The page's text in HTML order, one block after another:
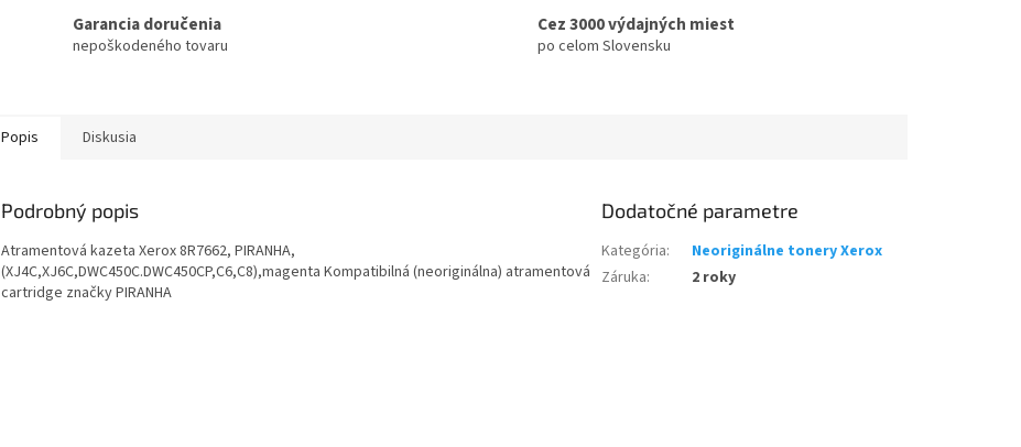
Garancia doručenia
nepoškodeného tovaru
Cez 3000 výdajných miest
po celom Slovensku
Popis Diskusia
Podrobný popis
Atramentová kazeta Xerox 8R7662, PIRANHA,
(XJ4C,XJ6C,DWC450C.DWC450CP,C6,C8),magenta Kompatibilná (neoriginálna) atramentová
cartridge značky PIRANHA
Dodatočné parametre
Kategória:
Neoriginálne tonery Xerox
Záruka: 2 roky